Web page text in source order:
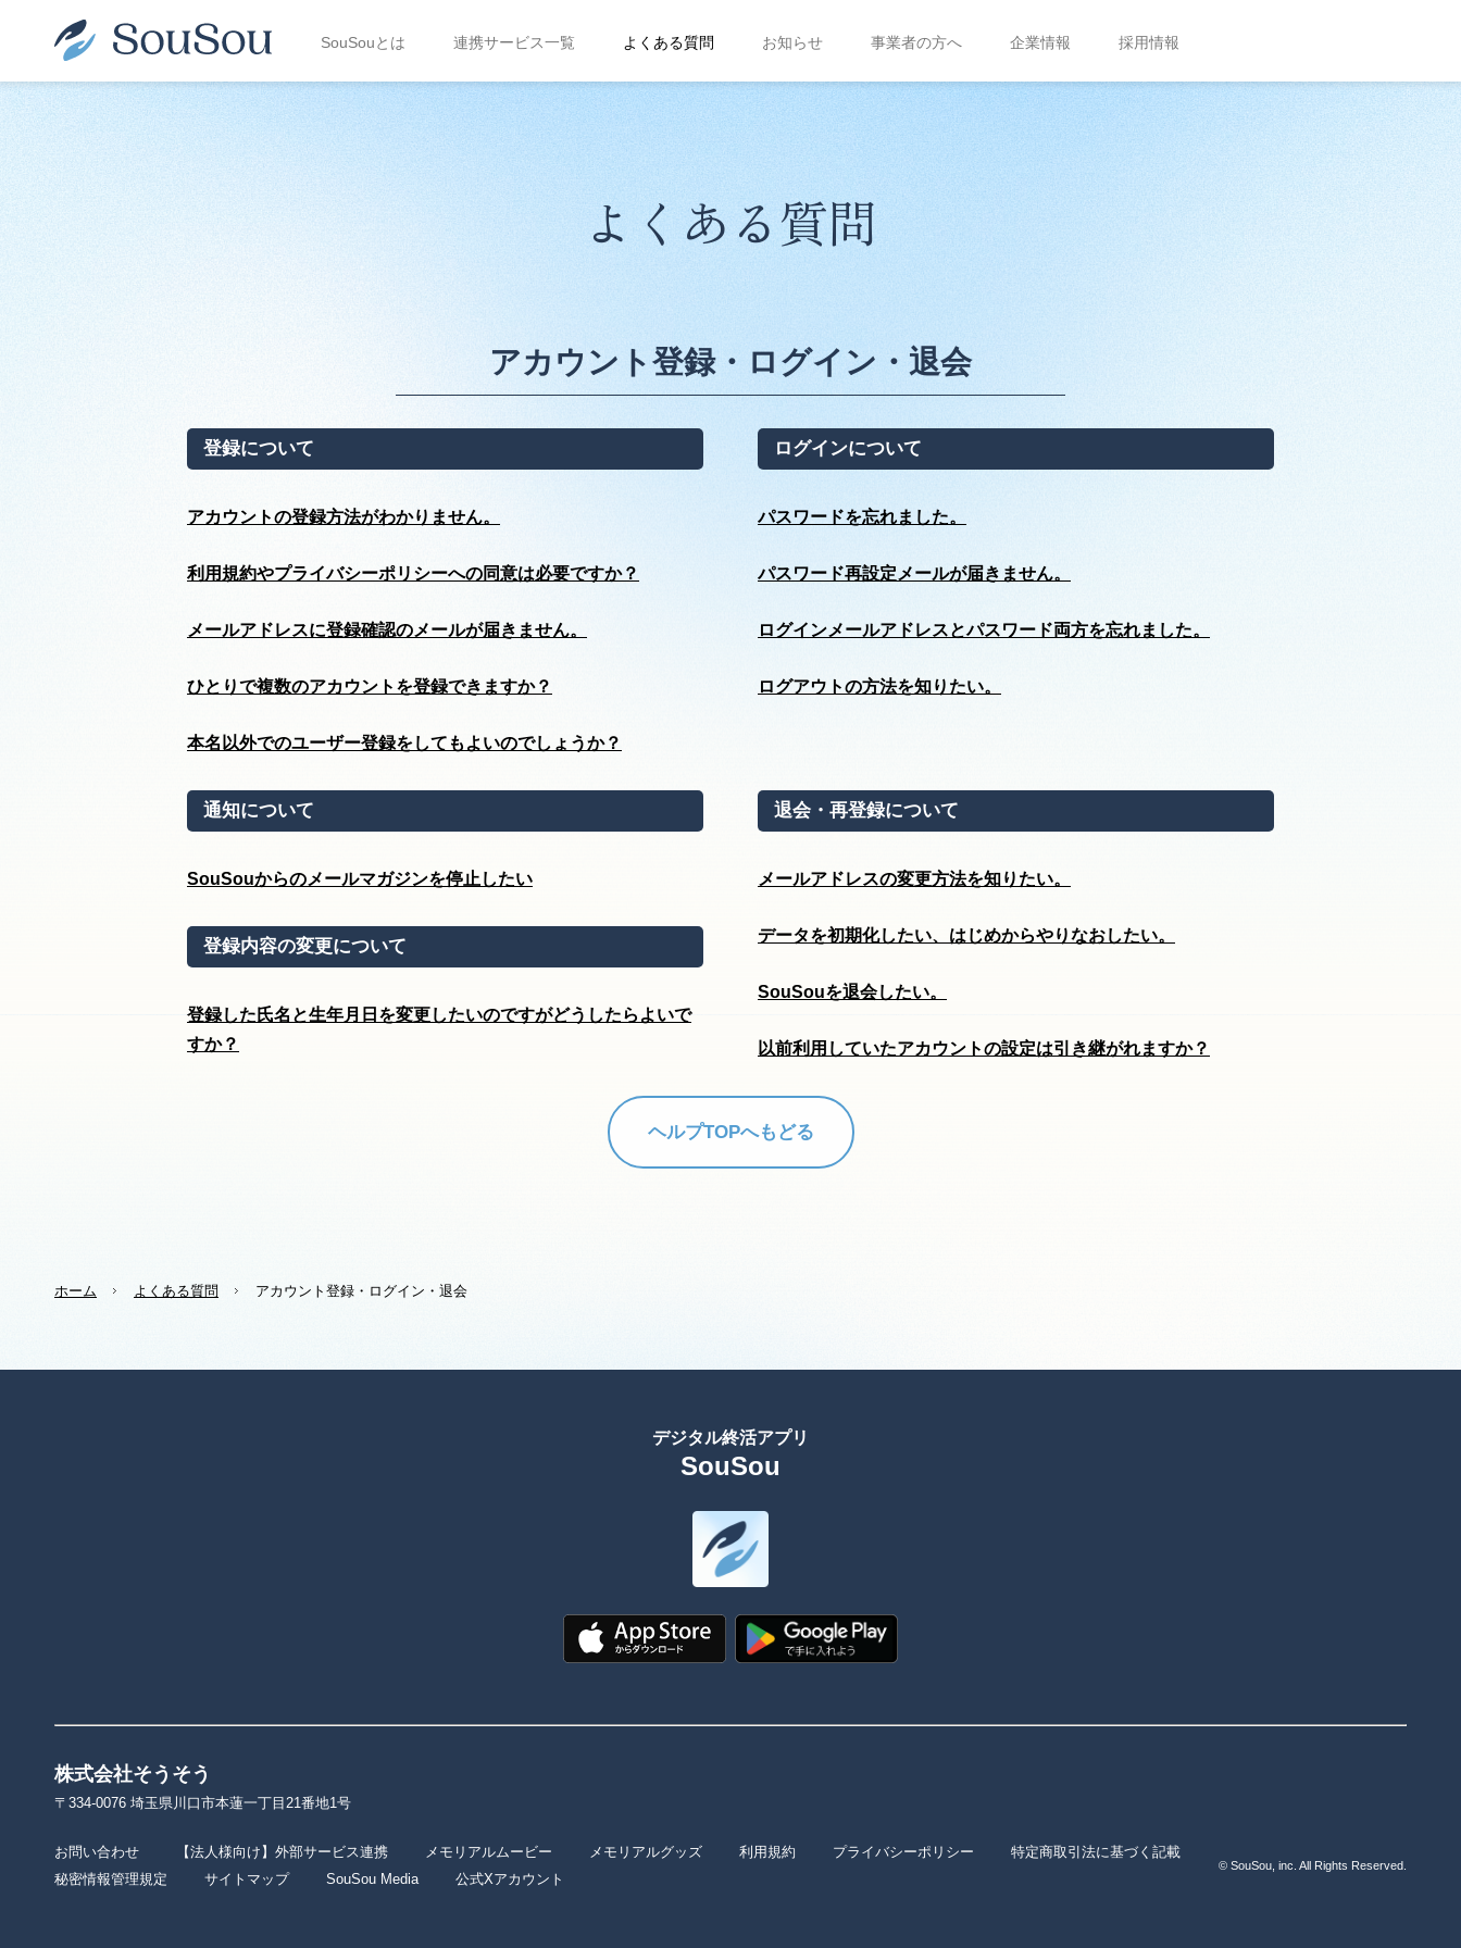
SouSouとは 連携サービス一覧 よくある質問 お知らせ 事業者の方へ 企業情報 採用情報
よくある質問
アカウント登録・ログイン・退会
登録について
アカウントの登録方法がわかりません。
利用規約やプライバシーポリシーへの同意は必要ですか？
メールアドレスに登録確認のメールが届きません。
ひとりで複数のアカウントを登録できますか？
本名以外でのユーザー登録をしてもよいのでしょうか？
ログインについて
パスワードを忘れました。
パスワード再設定メールが届きません。
ログインメールアドレスとパスワード両方を忘れました。
ログアウトの方法を知りたい。
通知について
SouSouからのメールマガジンを停止したい
登録内容の変更について
登録した氏名と生年月日を変更したいのですがどうしたらよいで
すか？
退会・再登録について
メールアドレスの変更方法を知りたい。
データを初期化したい、はじめからやりなおしたい。
SouSouを退会したい。
以前利用していたアカウントの設定は引き継がれますか？
ヘルプTOPへもどる
ホーム よくある質問 アカウント登録・ログイン・退会
デジタル終活アプリ
SouSou
株式会社そうそう
〒334-0076 埼玉県川口市本蓮一丁目21番地1号
お問い合わせ 【法人様向け】外部サービス連携 メモリアルムービー メモリアルグッズ 利用規約 プライバシーポリシー
特定商取引法に基づく記載
秘密情報管理規定
サイトマップ SouSou Media 公式Xアカウント
© SouSou, inc. All Rights Reserved.